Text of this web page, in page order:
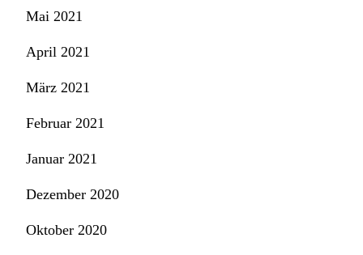
Mai 2021
April 2021
März 2021
Februar 2021
Januar 2021
Dezember 2020
Oktober 2020